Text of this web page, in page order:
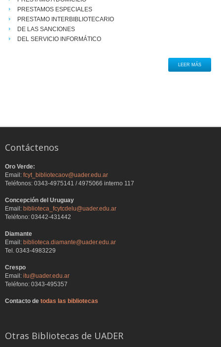
PRESTAMOS ESPECIALES
PRESTAMO INTERBIBLIOTECARIO
DE LAS SANCIONES
DEL SERVICIO INFORMÁTICO
LEER MÁS
Contáctenos
Oro Verde:
Email: fcyt_bibliotecaov@uader.edu.ar
Teléfonos: 0343-4975141 / 4975066 interno 117
Concepción del Uruguay
Email: biblioteca_fcytcdelu@uader.edu.ar
Teléfono: 03442-431442
Diamante
Email: biblioteca.diamante@uader.edu.ar
Tel. 0343-4983229
Crespo
Email: itu@uader.edu.ar
Teléfono: 0343-495357
Contacto de todas las bibliotecas
Otras Bibliotecas de UADER